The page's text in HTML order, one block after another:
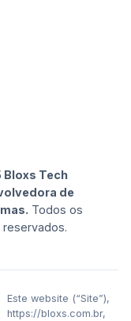
Bloxs Tech
de
Todos os
Este website (“Site”),
https://bloxs.com.br,